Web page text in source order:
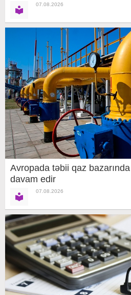
07.08.2026
Avropada təbii qaz
davam edir
07.08.2026